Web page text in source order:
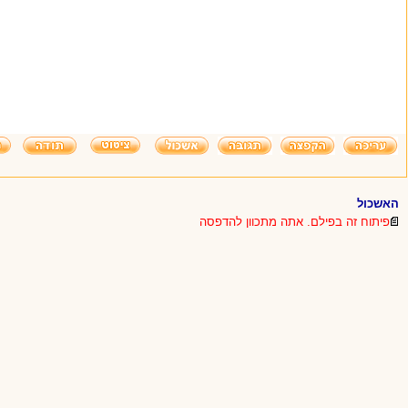
האשכול
פיתוח זה בפילם. אתה מתכוון להדפסה